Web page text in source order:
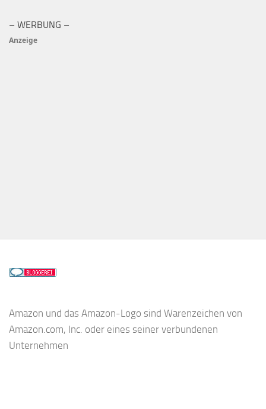
– WERBUNG –
Anzeige
Amazon und das Amazon-Logo sind Warenzeichen von
Amazon.com, Inc. oder eines seiner verbundenen
Unternehmen